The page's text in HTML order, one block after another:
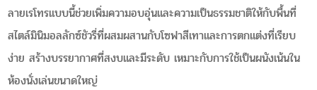
ลายเรโทรแบบนี้ช่วยเพิ่มความอบอุ่นและความเป็นธรรมชาติให้กับพื้นที่
สไตล์มินิมอลลักซ์ชัวรี่ที่ผสมผสานกับโซฟาสีเทาและการตกแต่งที่เรียบ
ง่าย สร้างบรรยากาศที่สงบและมีระดับ เหมาะกับการใช้เป็นผนังเน้นใน
ห้องนั่งเล่นขนาดใหญ่